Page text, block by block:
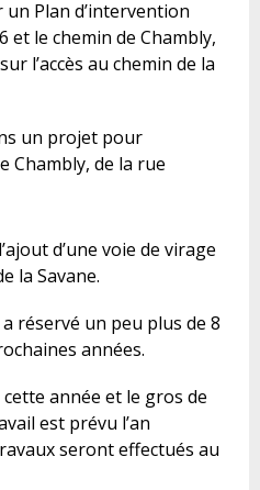
Plan d’intervention
et le chemin de Chambly,
l’accès au chemin de la
un projet pour
Chambly, de la rue
d’une voie de virage
la Savane.
réservé un peu plus de 8
années.
année et le gros de
est prévu l’an
seront effectués au